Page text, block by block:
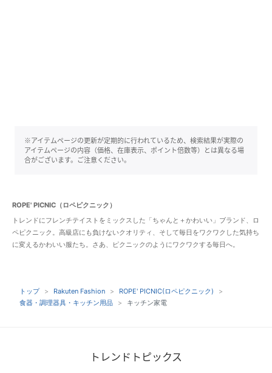
※アイテムページの更新が定期的に行われているため、検索結果が実際の
アイテムページの内容（価格、在庫表示、ポイント倍数等）とは異なる場
合がございます。ご注意ください。
ROPE' PICNIC（ロペピクニック）
トレンドにフレンチテイストをミックスした「ちゃんと＋かわいい」ブランド、ロ
ペピクニック。高級店にも負けないクオリティ、そして毎日をワクワクした気持ち
に変えるかわいい服たち。さあ、ピクニックのようにワクワクする毎日へ。
トップ Rakuten Fashion
ROPE' PICNIC(ロペピクニック)
食器・調理器具・キッチン用品
キッチン家電
トレンドトピックス